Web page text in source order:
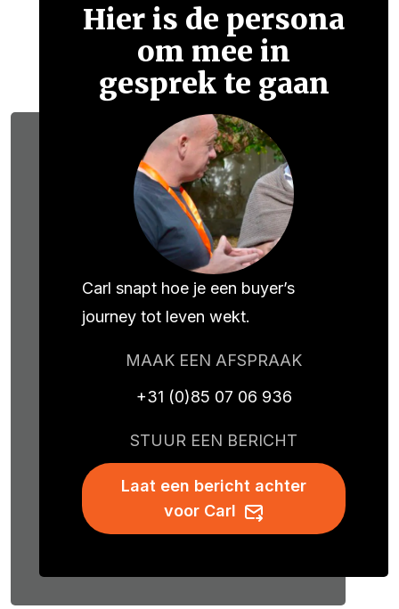
Hier is de persona
om mee in
gesprek te gaan
Carl snapt hoe je een buyer’s
journey tot leven wekt.
MAAK EEN AFSPRAAK
+31 (0)85 07 06 936
STUUR EEN BERICHT
Laat een bericht achter
voor Carl